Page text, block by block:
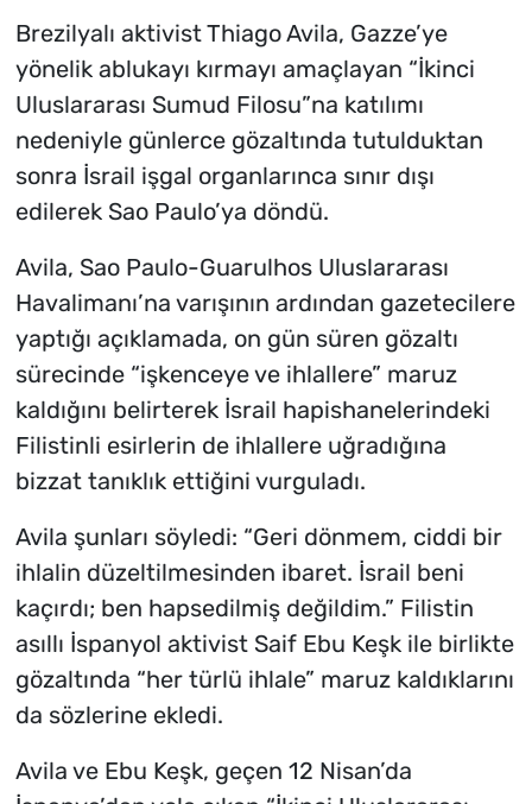
Brezilyalı aktivist Thiago Avila, Gazze’ye
yönelik ablukayı kırmayı amaçlayan “İkinci
Uluslararası Sumud Filosu”na katılımı
nedeniyle günlerce gözaltında tutulduktan
sonra İsrail işgal organlarınca sınır dışı
edilerek Sao Paulo’ya döndü.
Avila, Sao Paulo-Guarulhos Uluslararası
Havalimanı’na varışının ardından gazetecilere
yaptığı açıklamada, on gün süren gözaltı
sürecinde “işkenceye ve ihlallere” maruz
kaldığını belirterek İsrail hapishanelerindeki
Filistinli esirlerin de ihlallere uğradığına
bizzat tanıklık ettiğini vurguladı.
Avila şunları söyledi: “Geri dönmem, ciddi bir
ihlalin düzeltilmesinden ibaret. İsrail beni
kaçırdı; ben hapsedilmiş değildim.” Filistin
asıllı İspanyol aktivist Saif Ebu Keşk ile birlikte
gözaltında “her türlü ihlale” maruz kaldıklarını
da sözlerine ekledi.
Avila ve Ebu Keşk, geçen 12 Nisan’da